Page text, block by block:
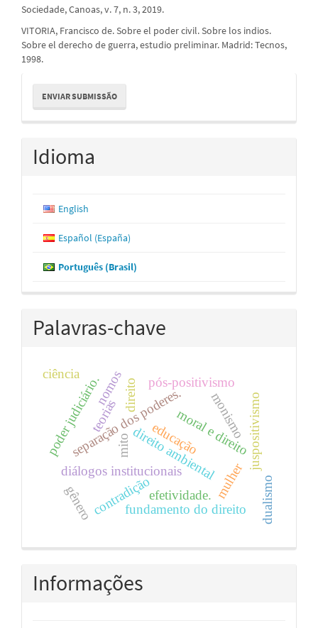
Sociedade, Canoas, v. 7, n. 3, 2019.
VITORIA, Francisco de. Sobre el poder civil. Sobre los indios.
Sobre el derecho de guerra, estudio preliminar. Madrid: Tecnos,
1998.
Enviar
Submissão
ENVIAR SUBMISSÃO
Idioma
English
Español (España)
Português (Brasil)
Palavras-chave
direito ambiental
moral e direito
separação dos poderes.
diálogos institucionais
teorias
poder judiciário. pós-positivismo
juspositivismo
contradição
mito
fundamento do direito
direito
dualismo
efetividade.
gênero
educação
mulher
monismo
ciência nomos
Informações